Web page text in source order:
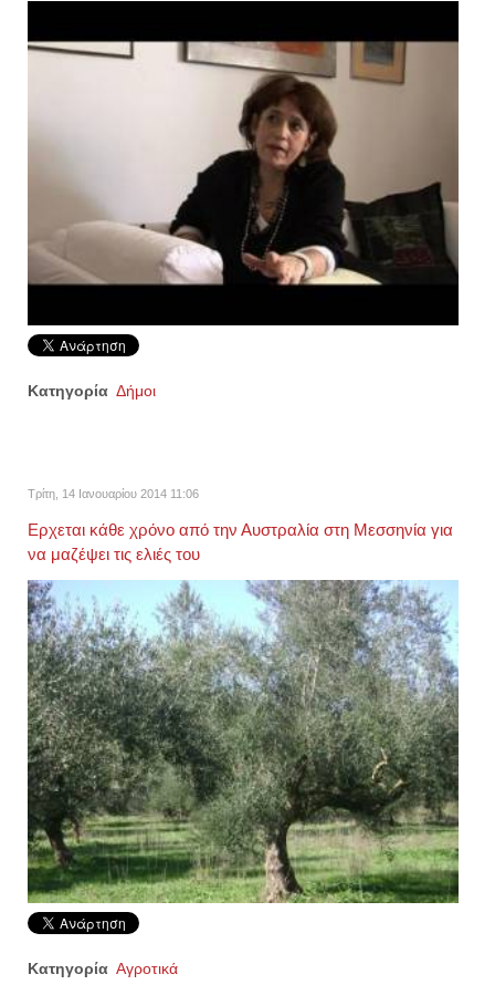
Κατηγορία Δήμοι
Τρίτη, 14 Ιανουαρίου 2014 11:06
Ερχεται κάθε χρόνο από την Αυστραλία στη Μεσσηνία για
να μαζέψει τις ελιές του
Κατηγορία Αγροτικά